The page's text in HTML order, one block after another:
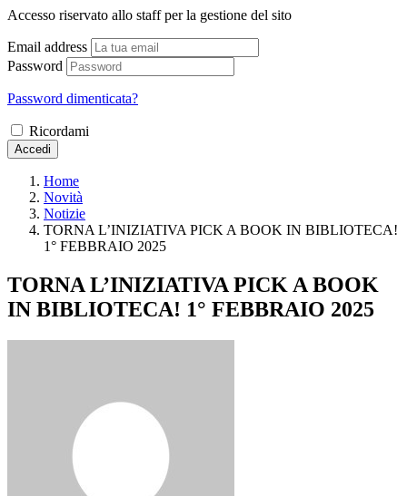
Accesso riservato allo staff per la gestione del sito
Email address
Password
Password dimenticata?
Ricordami
Accedi
Home
Novità
Notizie
TORNA L’INIZIATIVA PICK A BOOK IN BIBLIOTECA!
1° FEBBRAIO 2025
TORNA L’INIZIATIVA PICK A BOOK
IN BIBLIOTECA! 1° FEBBRAIO 2025